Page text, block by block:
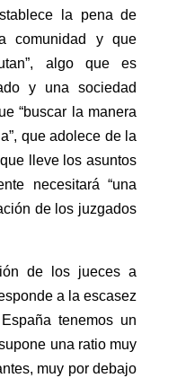
la pena de
comunidad y que
algo que es
y una sociedad
“buscar la manera
que adolece de la
lleve los asuntos
necesitará “una
de los juzgados
de los jueces a
a la escasez
tenemos un
una ratio muy
muy por debajo